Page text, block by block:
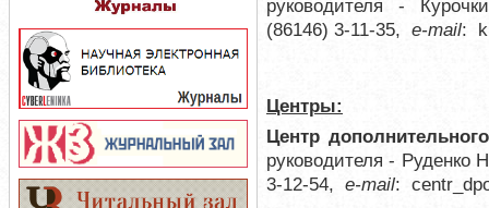
руководителя -
(86146) 3-11-35, е-mail:
Центры:
Центр
руководителя - Руденко
3-12-54, е-mail: